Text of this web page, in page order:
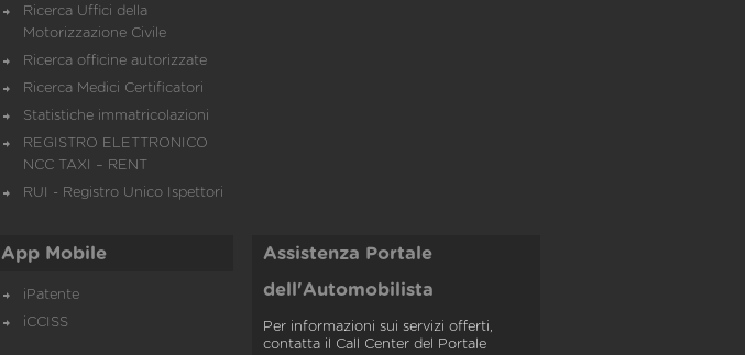
Ricerca Uffici della
Motorizzazione Civile
Ricerca officine autorizzate
Ricerca Medici Certificatori
Statistiche immatricolazioni
REGISTRO ELETTRONICO
NCC TAXI – RENT
RUI - Registro Unico Ispettori
App Mobile
iPatente
iCCISS
Assistenza Portale
dell'Automobilista
Per informazioni sui servizi offerti,
contatta il Call Center del Portale